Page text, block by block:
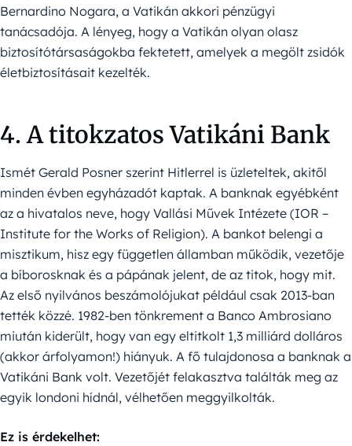
Bernardino Nogara, a Vatikán akkori pénzügyi
tanácsadója. A lényeg, hogy a Vatikán olyan olasz
biztosítótársaságokba fektetett, amelyek a megölt zsidók
életbiztosításait kezelték.
4. A titokzatos Vatikáni Bank
Ismét Gerald Posner szerint Hitlerrel is üzleteltek, akitől
minden évben egyházadót kaptak. A banknak egyébként
az a hivatalos neve, hogy Vallási Művek Intézete (IOR –
Institute for the Works of Religion). A bankot belengi a
misztikum, hisz egy független államban működik, vezetője
a bíborosknak és a pápának jelent, de az titok, hogy mit.
Az első nyilvános beszámolójukat például csak 2013-ban
tették közzé. 1982-ben tönkrement a Banco Ambrosiano
miután kiderült, hogy van egy eltitkolt 1,3 milliárd dolláros
(akkor árfolyamon!) hiányuk. A fő tulajdonosa a banknak a
Vatikáni Bank volt. Vezetőjét felakasztva találták meg az
egyik londoni hídnál, vélhetően meggyilkolták.
Ez is érdekelhet: